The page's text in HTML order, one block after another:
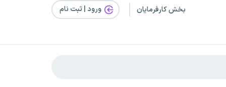
بخش کارفرمایان ورود | ثبت‌ نام